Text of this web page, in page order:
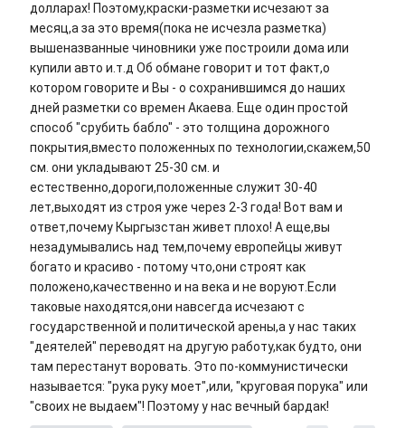
долларах! Поэтому,краски-разметки исчезают за
месяц,а за это время(пока не исчезла разметка)
вышеназванные чиновники уже построили дома или
купили авто и.т.д Об обмане говорит и тот факт,о
котором говорите и Вы - о сохранившимся до наших
дней разметки со времен Акаева. Еще один простой
способ "срубить бабло" - это толщина дорожного
покрытия,вместо положенных по технологии,скажем,50
см. они укладывают 25-30 см. и
естественно,дороги,положенные служит 30-40
лет,выходят из строя уже через 2-3 года! Вот вам и
ответ,почему Кыргызстан живет плохо! А еще,вы
незадумывались над тем,почему европейцы живут
богато и красиво - потому что,они строят как
положено,качественно и на века и не воруют.Если
таковые находятся,они навсегда исчезают с
государственной и политической арены,а у нас таких
"деятелей" переводят на другую работу,как будто, они
там перестанут воровать. Это по-коммунистически
называется: "рука руку моет",или, "круговая порука" или
"своих не выдаем"! Поэтому у нас вечный бардак!